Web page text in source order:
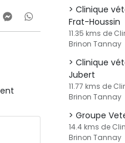
Clinique
Frat-Houssin
11.35 kms de
Brinon Tannay
Clinique
Jubert
11.77 kms de
Brinon Tannay
Groupe
14.4 kms de
Brinon Tannay